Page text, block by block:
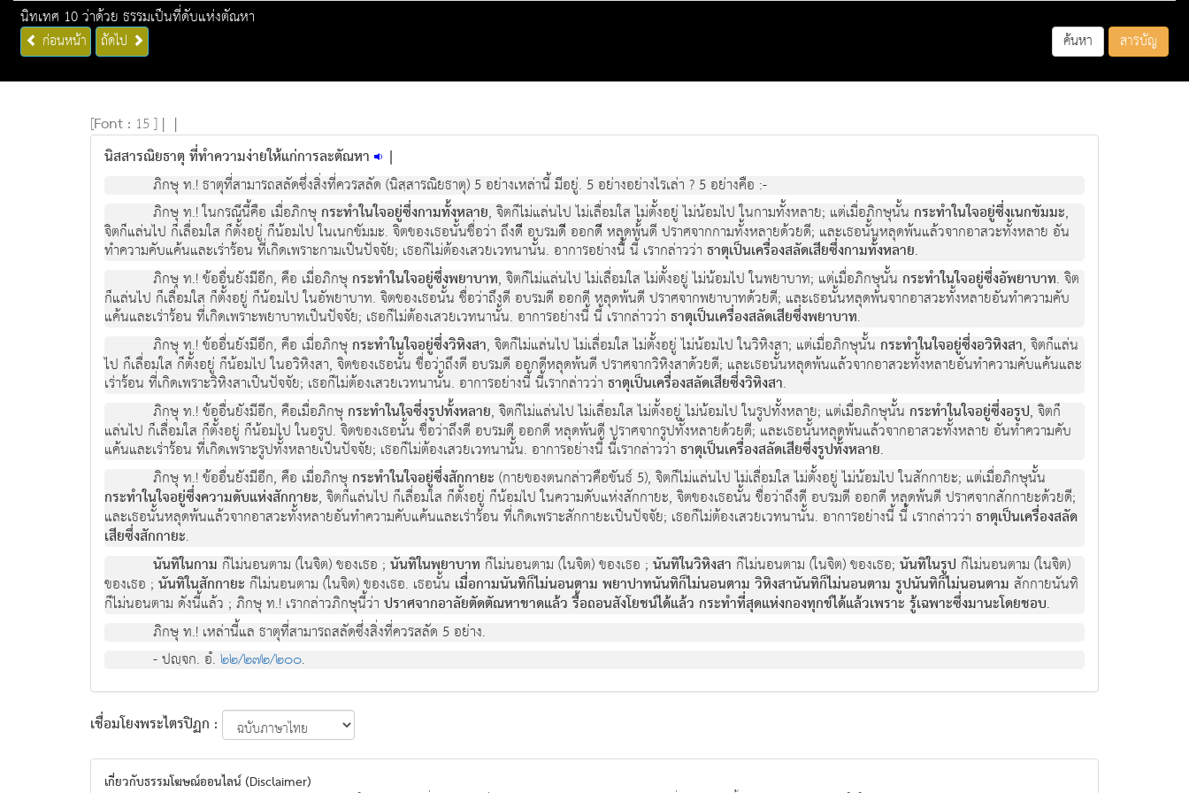
นิทเทศ 10 ว่าด้วย ธรรมเป็นที่ดับแห่งตัณหา
ก่อนหน้า ถัดไป ค้นหา สารบัญ
[Font : 15 ] | |
นิสสารณิยธาตุ ที่ทำความง่ายให้แก่การละตัณหา |
ภิกษุ ท.! ธาตุที่สามารถสลัดซึ่งสิ่งที่ควรสลัด (นิสฺสารณิยธาตุ) 5 อย่างเหล่านี้ มีอยู่. 5 อย่างอย่างไรเล่า ? 5 อย่างคือ :-
ภิกษุ ท.! ในกรณีนี้คือ เมื่อภิกษุกระทำในใจอยู่ซึ่งกามทั้งหลาย, จิตก็ไม่แล่นไป ไม่เลื่อมใส ไม่ตั้งอยู่ ไม่น้อมไป ในกามทั้งหลาย; แต่เมื่อภิกษุนั้นกระทำในใจอยู่ซึ่งเนกขัมมะ,
จิตก็แล่นไป ก็เลื่อมใส ก็ตั้งอยู่ ก็น้อมไป ในเนกขัมมะ. จิตของเธอนั้นชื่อว่า ถึงดีี อบรมดีี ออกดีี หลุุดพ้้นดี ปราศจากกามทั้งหลายด้วยดี; และเธอนั้นหลุดพ้นแล้วจากอาสวะทั้งหลาย อัน
ทำความคับแค้นและเร่าร้อน ที่เกิดเพราะกามเป็นปัจจัย; เธอก็ไม่ต้องเสวยเวทนานั้น. อาการอย่างนี้ นี้ เรากล่าวว่า ธาตุเป็นเครื่องสลัดเสียซึ่งกามทั้งหลาย.
ภิกษุ ท.! ข้ออื่นยังมีอีก, คือ เมื่อภิกษุกระทำในใจอยู่ซึ่งพยาบาท, จิตก็ไม่แล่นไป ไม่เลื่อมใส ไม่ตั้งอยู่ ไม่น้อมไป ในพยาบาท; แต่เมื่อภิกษุนั้นกระทำในใจอยู่ซึ่งอัพยาบาท. จิต
ก็แล่นไป ก็เลื่อมใส ก็ตั้งอยู่ ก็น้อมไป ในอัพยาบาท. จิตของเธอนั้น ชื่อว่าถึงดี อบรมดี ออกดี หลุดพ้นดี ปราศจากพยาบาทด้วยดี; และเธอนั้นหลุดพ้นจากอาสวะทั้งหลายอันทำความคับ
แค้นและเร่าร้อน ที่เกิดเพราะพยาบาทเป็นปัจจัย; เธอก็ไม่ต้องเสวยเวทนานั้น. อาการอย่างนี้ นี้ เรากล่าวว่า ธาตุเป็นเครื่องสลัดเสียซึ่งพยาบาท.
ภิกษุ ท.! ข้ออื่นยังมีอีก, คือ เมื่อภิกษุกระทำในใจอยู่ซึ่งวิหิงสา, จิตก็ไม่แล่นไป ไม่เลื่อมใส ไม่ตั้งอยู่ ไม่น้อมไป ในวิหิงสา; แต่เมื่อภิกษุนั้นกระทำในใจอยู่ซึ่งอวิหิงสา, จิตก็แล่น
ไป ก็เลื่อมใส ก็ตั้งอยู่ ก็น้อมไป ในอวิหิงสา, จิตของเธอนั้น ชื่อว่าถึงดี อบรมดี ออกดีหลุดพ้นดี ปราศจากวิหิงสาด้วยดี; และเธอนั้นหลุดพ้นแล้วจากอาสวะทั้งหลายอันทำความคับแค้นและ
เร่าร้อน ที่เกิดเพราะวิหิงสาเป็นปัจจัย; เธอก็ไม่ต้องเสวยเวทนานั้น. อาการอย่างนี้ นี้เรากล่าวว่า ธาตุเป็นเครื่องสลัดเสียซึ่งวิหิงสา.
ภิกษุ ท.! ข้ออื่นยังมีอีก, คือเมื่อภิกษุกระทำในใจซึ่งรูปทั้งหลาย, จิตก็ไม่แล่นไป ไม่เลื่อมใส ไม่ตั้งอยู่ ไม่น้อมไป ในรูปทั้งหลาย; แต่เมื่อภิกษุนั้นกระทำในใจอยู่ซึ่งอรูป, จิตก็
แล่นไป ก็เลื่อมใส ก็ตั้งอยู่ ก็น้อมไป ในอรูป. จิตของเธอนั้น ชื่อว่าถึงดี อบรมดี ออกดี หลุดพ้นดี ปราศจากรูปทั้งหลายด้วยดี; และเธอนั้นหลุดพ้นแล้วจากอาสวะทั้งหลาย อันทำความคับ
แค้นและเร่าร้อน ที่เกิดเพราะรูปทั้งหลายเป็นปัจจัย; เธอก็ไม่ต้องเสวยเวทนานั้น. อาการอย่างนี้ นี้เรากล่าวว่า ธาตุเป็นเครื่องสลัดเสียซึ่งรูปทั้งหลาย.
ภิกษุ ท.! ข้ออื่นยังมีอีก, คือ เมื่อภิกษุกระทำในใจอยู่ซึ่งสักกายะ (กายของตนกล่าวคือขันธ์ 5), จิตก็ไม่แล่นไป ไม่เลื่อมใส ไม่ตั้งอยู่ ไม่น้อมไป ในสักกายะ; แต่เมื่อภิกษุนั้น
กระทำในใจอยู่ซึ่งความดับแห่งสักกายะ, จิตก็แล่นไป ก็เลื่อมใส ก็ตั้งอยู่ ก็น้อมไป ในความดับแห่งสักกายะ, จิตของเธอนั้น ชื่อว่าถึงดี อบรมดี ออกดี หลุดพ้นดี ปราศจากสักกายะด้วยดี;
และเธอนั้นหลุดพ้นแล้วจากอาสวะทั้งหลายอันทำความคับแค้นและเร่าร้อน ที่เกิดเพราะสักกายะเป็นปัจจัย; เธอก็ไม่ต้องเสวยเวทนานั้น. อาการอย่างนี้ นี้ เรากล่าวว่า ธาตุเป็นเครื่องสลัด
เสียซึ่งสักกายะ.
นันทิในกาม ก็ไม่นอนตาม (ในจิต) ของเธอ ;นันทิในพยาบาท ก็ไม่นอนตาม (ในจิต) ของเธอ ;นันทิในวิหิงสา ก็ไม่นอนตาม (ในจิต) ของเธอ;นันทิในรูป ก็ไม่นอนตาม (ในจิต)
ของเธอ ; นันทิในสักกายะ ก็ไม่นอนตาม (ในจิต) ของเธอ. เธอนั้น เมื่อกามนันทิก็ไม่นอนตาม พยาปาทนันทิก็ไม่นอนตาม วิหิงสานันทิก็ไม่นอนตาม รูปนันทิก็ไม่นอนตาม สักกายนันทิ
ก็ไม่นอนตาม ดังนี้แล้ว ; ภิกษุ ท.! เรากล่าวภิกษุนี้ว่า ปราศจากอาลัยตัดตัณหาขาดแล้ว รื้อถอนสังโยชน์ได้แล้ว กระทำที่สุดแห่งกองทุกข์ได้แล้วเพราะ รู้เฉพาะซึ่งมานะโดยชอบ.
ภิกษุ ท.! เหล่านี้แล ธาตุที่สามารถสลัดซึ่งสิ่งที่ควรสลัด 5 อย่าง.
- ปญฺจก. อํ.๒๒/๒๗๒/๒๐๐.
เชื่อมโยงพระไตรปิฏก :
เกี่ยวกับธรรมโฆษณ์ออนไลน์ (Disclaimer)